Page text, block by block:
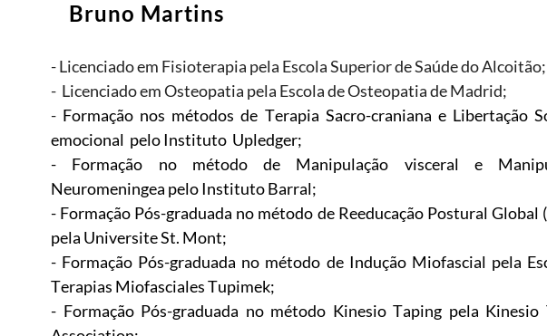
Bruno Martins
- Licenciado em Fisioterapia pela Escola Superior de Saúde do Alcoitão;
- Licenciado em Osteopatia pela Escola de Osteopatia de Madrid;
- Formação nos métodos de Terapia Sacro-craniana e Libertação
emocional pelo Instituto Upledger;
- Formação no método de Manipulação visceral e
Neuromeningea pelo Instituto Barral;
- Formação Pós-graduada no método de Reeducação Postural Global
pela Universite St. Mont;
- Formação Pós-graduada no método de Indução Miofascial pela
Terapias Miofasciales Tupimek;
- Formação Pós-graduada no método Kinesio Taping pela Kinesio